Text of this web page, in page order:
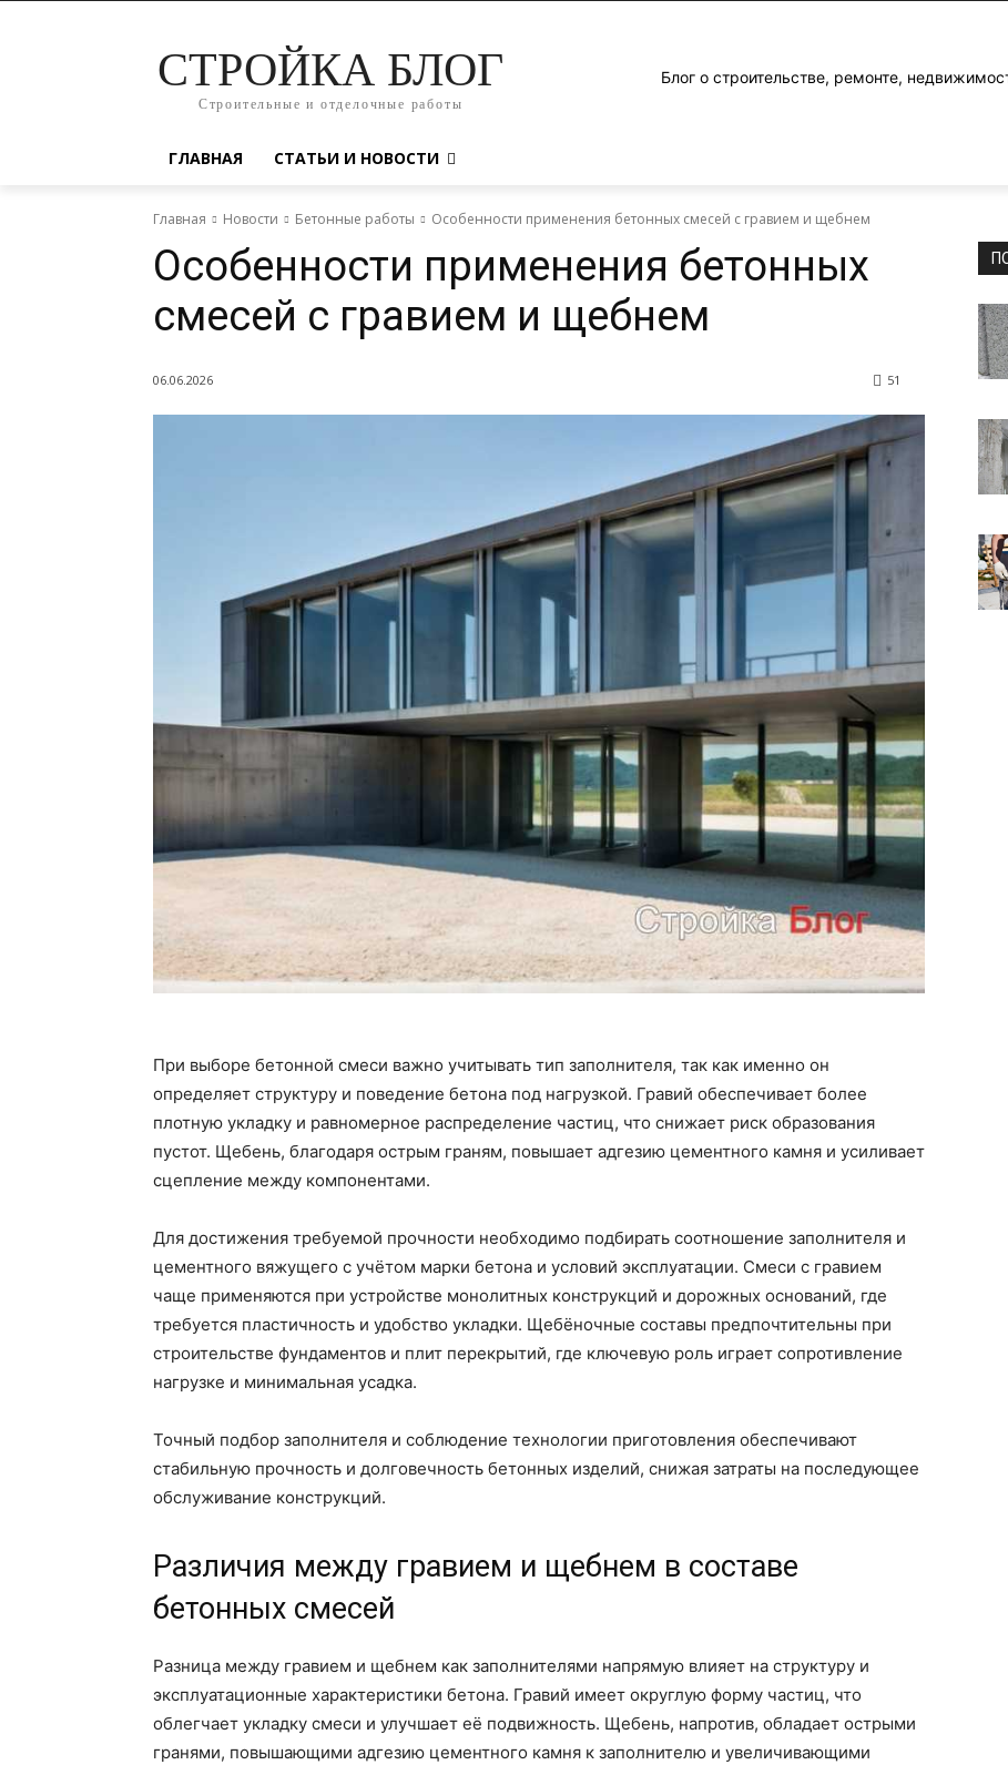
СТРОЙКА БЛОГ
Строительные и отделочные работы
Блог о строительстве, ремонте,
ГЛАВНАЯ СТАТЬИ И НОВОСТИ
Главная Новости Бетонные работы Особенности применения бетонных смесей с гравием и щебнем
Особенности применения бетонных
смесей с гравием и щебнем
06.06.2026 51
При выборе бетонной смеси важно учитывать тип заполнителя, так как именно он
определяет структуру и поведение бетона под нагрузкой. Гравий обеспечивает более
плотную укладку и равномерное распределение частиц, что снижает риск образования
пустот. Щебень, благодаря острым граням, повышает адгезию цементного камня и усиливает
сцепление между компонентами.
Для достижения требуемой прочности необходимо подбирать соотношение заполнителя и
цементного вяжущего с учётом марки бетона и условий эксплуатации. Смеси с гравием
чаще применяются при устройстве монолитных конструкций и дорожных оснований, где
требуется пластичность и удобство укладки. Щебёночные составы предпочтительны при
строительстве фундаментов и плит перекрытий, где ключевую роль играет сопротивление
нагрузке и минимальная усадка.
Точный подбор заполнителя и соблюдение технологии приготовления обеспечивают
стабильную прочность и долговечность бетонных изделий, снижая затраты на последующее
обслуживание конструкций.
Различия между гравием и щебнем в составе
бетонных смесей
Разница между гравием и щебнем как заполнителями напрямую влияет на структуру и
эксплуатационные характеристики бетона. Гравий имеет округлую форму частиц, что
облегчает укладку смеси и улучшает её подвижность. Щебень, напротив, обладает острыми
гранями, повышающими адгезию цементного камня к заполнителю и увеличивающими